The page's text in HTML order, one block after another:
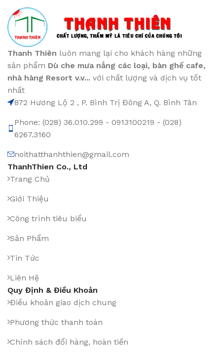
Thanh Thiên luôn mang lại cho khách hàng những
sản phẩm Dù che mưa nắng các loại, bàn ghế cafe,
nhà hàng Resort v.v... với chất lượng và dịch vụ tốt
nhất
872 Hương Lộ 2 , P. Bình Trị Đông A, Q. Bình Tân
Phone: (028) 36.010.299 - 0913100219 - (028)
6267.3160
noithatthanhthien@gmail.com
ThanhThien Co., Ltd
Trang Chủ
Giới Thiệu
Công trình tiêu biểu
Sản Phẩm
Tin Tức
Liên Hệ
Quy Định & Điều Khoản
Điều khoản giao dịch chung
Phương thức thanh toán
Chính sách đổi hàng, hoàn tiền